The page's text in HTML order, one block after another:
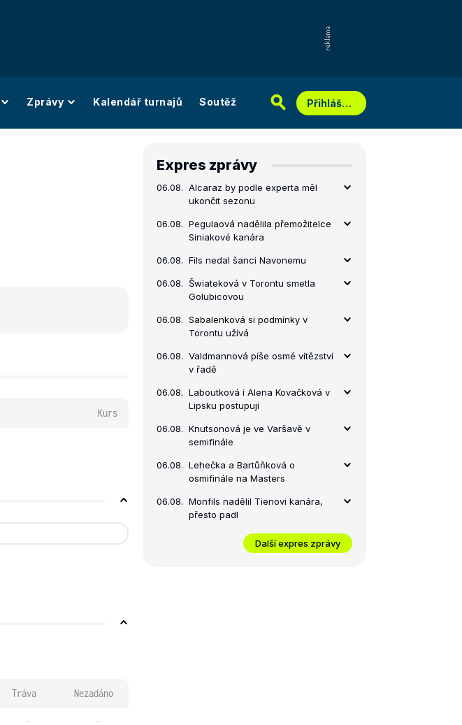
Zprávy Kalendář turnajů Soutěž Přihlášení
Kurs
Tráva Nezadáno
- -
Expres zprávy
06.08. Alcaraz by podle experta měl
ukončit sezonu
06.08. Pegulaová nadělila přemožitelce
Siniakové kanára
06.08. Fils nedal šanci Navonemu
06.08. Šwiateková v Torontu smetla
Golubicovou
06.08. Sabalenková si podmínky v
Torontu užívá
06.08. Valdmannová píše osmé vítězství
v řadě
06.08. Laboutková i Alena Kovačková v
Lipsku postupují
06.08. Knutsonová je ve Varšavě v
semifinále
06.08. Lehečka a Bartůňková o
osmifinále na Masters
06.08. Monfils nadělil Tienovi kanára,
přesto padl
Další expres zprávy